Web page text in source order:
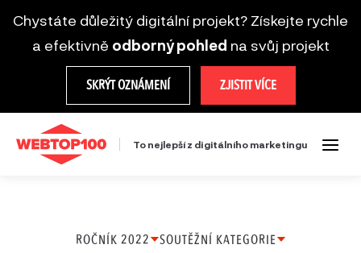
Chystáte důležitý digitální projekt? Získejte rychle
a efektivně odborný pohled na svůj projekt
SKRÝT OZNÁMENÍ ZJISTIT VÍCE
To nejlepší z digitálního marketingu
ROČNÍK 2022 SOUTĚŽNÍ KATEGORIE